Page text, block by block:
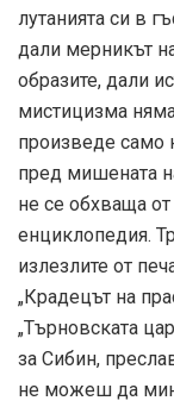
лутанията си в
дали мерникът
образите, дали
мистицизма
произведе само
пред мишената
не се обхваща
енциклопедия.
излезлите от
„Крадецът на
„Търновската
за Сибин,
не можеш да